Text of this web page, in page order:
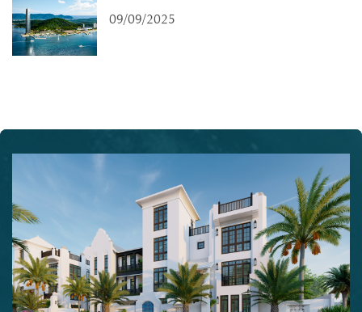
09/09/2025